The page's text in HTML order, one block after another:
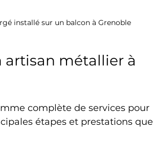
installé sur un balcon à Grenoble
artisan métallier à
complète de services pour
étapes et prestations que